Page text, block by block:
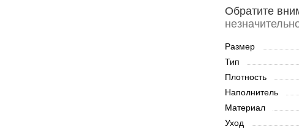
Обратите
Размер
Тип
Плотность
Наполнитель
Материал
Уход